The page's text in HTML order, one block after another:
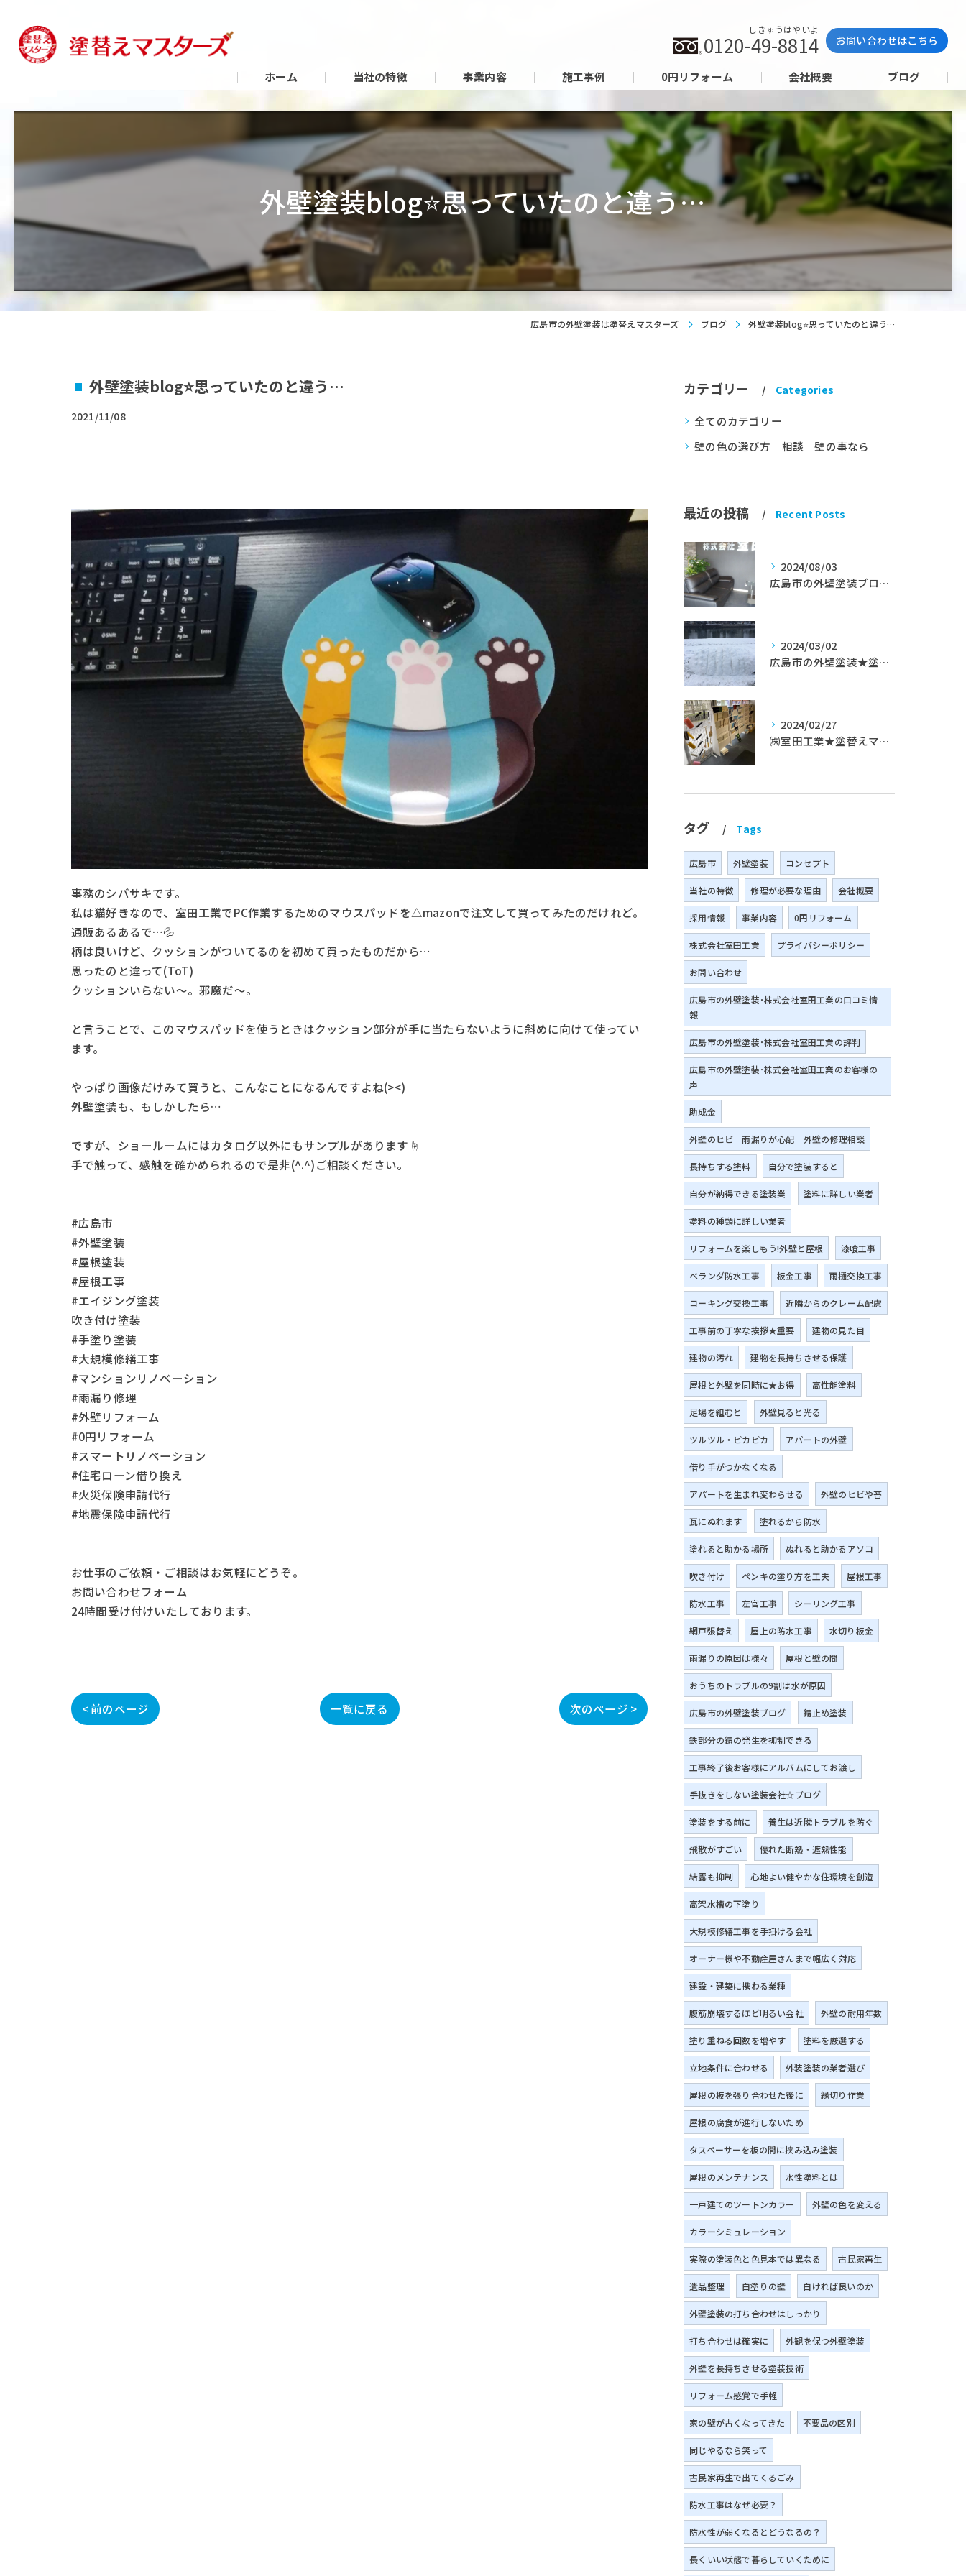
しきゅうはやいよ
0120-49-8814 お問い合わせはこちら
ホーム 当社の特徴 事業内容 施工事例 0円リフォーム 会社概要 ブログ
外壁塗装blog⭐思っていたのと違う…
広島市の外壁塗装は塗替えマスターズ ブログ 外壁塗装blog⭐思っていたのと違う…
外壁塗装blog⭐思っていたのと違う…
2021/11/08
事務のシバサキです。
私は猫好きなので、室田工業でPC作業するためのマウスパッドを△mazonで注文して買ってみたのだけれど。
通販あるあるで…💦
柄は良いけど、クッションがついてるのを初めて買ったものだから…
思ったのと違って(ToT)
クッションいらない～。邪魔だ～。
と言うことで、このマウスパッドを使うときはクッション部分が手に当たらないように斜めに向けて使ってい
ます。
やっぱり画像だけみて買うと、こんなことになるんですよね(><)
外壁塗装も、もしかしたら…
ですが、ショールームにはカタログ以外にもサンプルがあります☝
手で触って、感触を確かめられるので是非(^.^)ご相談ください。
#広島市
#外壁塗装
#屋根塗装
#屋根工事
#エイジング塗装
吹き付け塗装
#手塗り塗装
#大規模修繕工事
#マンションリノベーション
#雨漏り修理
#外壁リフォーム
#0円リフォーム
#スマートリノベーション
#住宅ローン借り換え
#火災保険申請代行
#地震保険申請代行
お仕事の ご依頼・ご相談はお気軽にどうぞ。
お問い合わせフォーム
24時間受け付けいたしております。
< 前のページ 一覧に戻る 次のページ >
カテゴリー Categories
全てのカテゴリー
壁の色の選び方 相談 壁の事なら
最近の投稿 Recent Posts
2024/08/03
広島市の外壁塗装ブログ★室田工業★塗替えマスターズ★外壁リフォーム
2024/03/02
広島市の外壁塗装★塗替えマスターズ★ブログ「初めて家を手入れするのに」
2024/02/27
㈱室田工業★塗替えマスターズ★築35年以上のお宅の施工事例
タグ Tags
広島市 外壁塗装 コンセプト
当社の特徴 修理が必要な理由 会社概要
採用情報 事業内容 0円リフォーム
株式会社室田工業 プライバシーポリシー
お問い合わせ
広島市の外壁塗装･株式会社室田工業の口コミ情
報
広島市の外壁塗装･株式会社室田工業の評判
広島市の外壁塗装･株式会社室田工業のお客様の
声
助成金
外壁のヒビ 雨漏りが心配 外壁の修理相談
長持ちする塗料 自分で塗装すると
自分が納得できる塗装業 塗料に詳しい業者
塗料の種類に詳しい業者
リフォームを楽しもう!外壁と屋根 漆喰工事
ベランダ防水工事 板金工事 雨樋交換工事
コーキング交換工事 近隣からのクレーム配慮
工事前の丁寧な挨拶★重要 建物の見た目
建物の汚れ 建物を長持ちさせる保護
屋根と外壁を同時に★お得 高性能塗料
足場を組むと 外壁見ると光る
ツルツル・ピカピカ アパートの外壁
借り手がつかなくなる
アパートを生まれ変わらせる 外壁のヒビや苔
瓦にぬれます 塗れるから防水
塗れると助かる場所 ぬれると助かるアソコ
吹き付け ペンキの塗り方を工夫 屋根工事
防水工事 左官工事 シーリング工事
網戸張替え 屋上の防水工事 水切り板金
雨漏りの原因は様々 屋根と壁の間
おうちのトラブルの9割は水が原因
広島市の外壁塗装ブログ 錆止め塗装
鉄部分の錆の発生を抑制できる
工事終了後お客様にアルバムにしてお渡し
手抜きをしない塗装会社☆ブログ
塗装をする前に 養生は近隣トラブルを防ぐ
飛散がすごい 優れた断熱・遮熱性能
結露も抑制 心地よい健やかな住環境を創造
高架水槽の下塗り
大規模修繕工事を手掛ける会社
オーナー様や不動産屋さんまで幅広く対応
建設・建築に携わる業種
腹筋崩壊するほど明るい会社 外壁の耐用年数
塗り重ねる回数を増やす 塗料を厳選する
立地条件に合わせる 外装塗装の業者選び
屋根の板を張り合わせた後に 縁切り作業
屋根の腐食が進行しないため
タスペーサーを板の間に挟み込み塗装
屋根のメンテナンス 水性塗料とは
一戸建てのツートンカラー 外壁の色を変える
カラーシミュレーション
実際の塗装色と色見本では異なる 古民家再生
遺品整理 白塗りの壁 白ければ良いのか
外壁塗装の打ち合わせはしっかり
打ち合わせは確実に 外観を保つ外壁塗装
外壁を長持ちさせる塗装技術
リフォーム感覚で手軽
家の壁が古くなってきた 不要品の区別
同じやるなら笑って
古民家再生で出てくるごみ
防水工事はなぜ必要？
防水性が弱くなるとどうなるの？
長くいい状態で暮らしていくために